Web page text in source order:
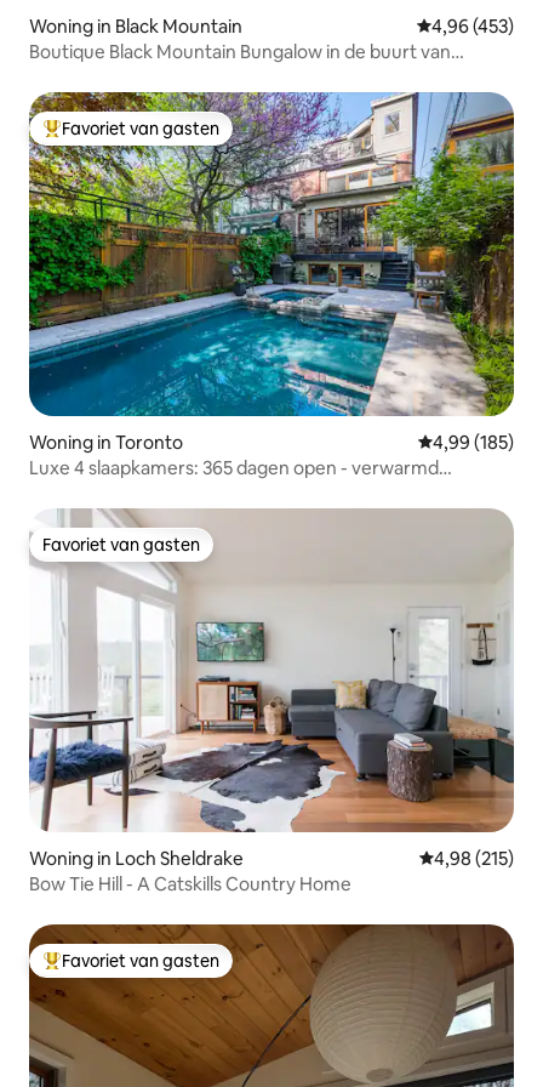
Woning in Black Mountain Gemiddelde
4,96 (453)
Boutique Black Mountain Bungalow in de buurt van
Topfavoriet van gasten
Favoriet van gasten
Woning in Toronto Gemiddelde
4,99 (185)
Luxe 4 slaapkamers: 365 dagen open - verwarmd
Favoriet van gasten
Favoriet van gasten
Woning in Loch Sheldrake Gemiddelde
4,98 (215)
Bow Tie Hill - A Catskills Country Home
Topfavoriet van gasten
Favoriet van gasten